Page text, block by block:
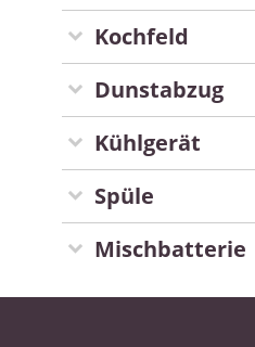
Kochfeld
Dunstabzug
Kühlgerät
Spüle
Mischbatterie